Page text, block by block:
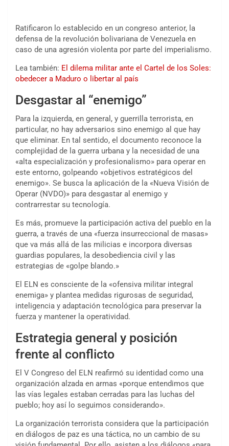
Ratificaron lo establecido en un congreso anterior, la
defensa de la revolución bolivariana de Venezuela en
caso de una agresión violenta por parte del imperialismo.
Lea también: El dilema militar ante el Cartel de los Soles:
obedecer a Maduro o libertar al país
Desgastar al “enemigo”
Para la izquierda, en general, y guerrilla terrorista, en
particular, no hay adversarios sino enemigo al que hay
que eliminar. En tal sentido, el documento reconoce la
complejidad de la guerra urbana y la necesidad de una
«alta especialización y profesionalismo» para operar en
este entorno, golpeando «objetivos estratégicos del
enemigo». Se busca la aplicación de la «Nueva Visión de
Operar (NVDO)» para desgastar al enemigo y
contrarrestar su tecnología.
Es más, promueve la participación activa del pueblo en la
guerra, a través de una «fuerza insurreccional de masas»
que va más allá de las milicias e incorpora diversas
guardias populares, la desobediencia civil y las
estrategias de «golpe blando.»
El ELN es consciente de la «ofensiva militar integral
enemiga» y plantea medidas rigurosas de seguridad,
inteligencia y adaptación tecnológica para preservar la
fuerza y mantener la operatividad.
Estrategia general y posición
frente al conflicto
El V Congreso del ELN reafirmó su identidad como una
organización alzada en armas «porque entendimos que
las vías legales estaban cerradas para las luchas del
pueblo; hoy así lo seguimos considerando».
La organización terrorista considera que la participación
en diálogos de paz es una táctica, no un cambio de su